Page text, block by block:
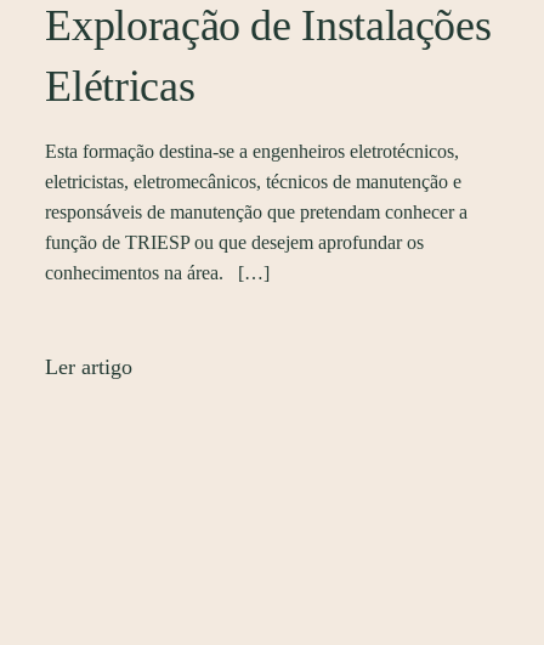
Exploração de Instalações
Elétricas
Esta formação destina-se a engenheiros eletrotécnicos,
eletricistas, eletromecânicos, técnicos de manutenção e
responsáveis de manutenção que pretendam conhecer a
função de TRIESP ou que desejem aprofundar os
conhecimentos na área. […]
Ler artigo